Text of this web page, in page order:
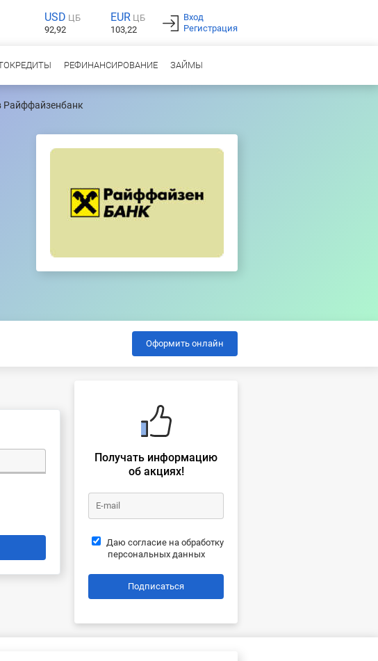
USD ЦБ
92,92
EUR ЦБ
103,22
Вход
Регистрация
РЕФИНАНСИРОВАНИЕ ЗАЙМЫ
Райффайзенбанк
Оформить онлайн
Получать информацию
об акциях!
Даю согласие на обработку
персональных данных
Подписаться